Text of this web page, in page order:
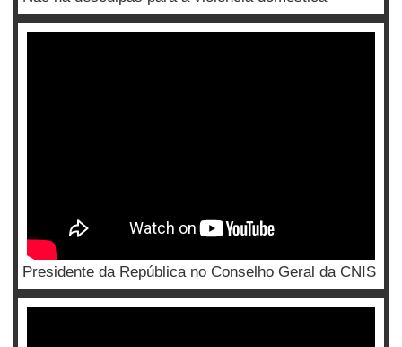
Presidente da República no Conselho Geral da CNIS